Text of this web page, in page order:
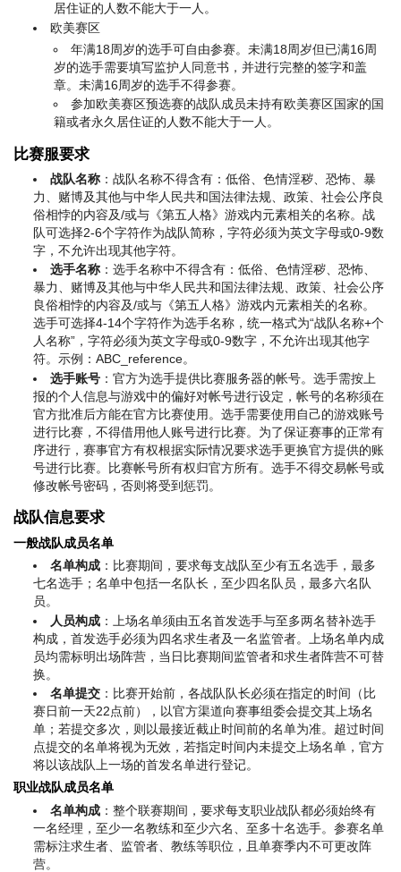
居住证的人数不能大于一人。
欧美赛区
年满18周岁的选手可自由参赛。未满18周岁但已满16周
岁的选手需要填写监护人同意书，并进行完整的签字和盖
章。未满16周岁的选手不得参赛。
参加欧美赛区预选赛的战队成员未持有欧美赛区国家的国
籍或者永久居住证的人数不能大于一人。
比赛服要求
战队名称 ：战队名称不得含有：低俗、色情淫秽、恐怖、暴
力、赌博及其他与中华人民共和国法律法规、政策、社会公序良
俗相悖的内容及/或与《第五人格》游戏内元素相关的名称。战
队可选择2-6个字符作为战队简称，字符必须为英文字母或0-9数
字，不允许出现其他字符。
选手名称 ：选手名称中不得含有：低俗、色情淫秽、恐怖、
暴力、赌博及其他与中华人民共和国法律法规、政策、社会公序
良俗相悖的内容及/或与《第五人格》游戏内元素相关的名称。
选手可选择4-14个字符作为选手名称，统一格式为“战队名称+个
人名称”，字符必须为英文字母或0-9数字，不允许出现其他字
符。示例：ABC_reference。
选手账号 ：官方为选手提供比赛服务器的帐号。选手需按上
报的个人信息与游戏中的偏好对帐号进行设定，帐号的名称须在
官方批准后方能在官方比赛使用。选手需要使用自己的游戏账号
进行比赛，不得借用他人账号进行比赛。为了保证赛事的正常有
序进行，赛事官方有权根据实际情况要求选手更换官方提供的账
号进行比赛。比赛帐号所有权归官方所有。选手不得交易帐号或
修改帐号密码，否则将受到惩罚。
战队信息要求
一般战队成员名单
名单构成 ：比赛期间，要求每支战队至少有五名选手，最多
七名选手；名单中包括一名队长，至少四名队员，最多六名队
员。
人员构成 ：上场名单须由五名首发选手与至多两名替补选手
构成，首发选手必须为四名求生者及一名监管者。上场名单内成
员均需标明出场阵营，当日比赛期间监管者和求生者阵营不可替
换。
名单提交 ：比赛开始前，各战队队长必须在指定的时间（比
赛日前一天22点前），以官方渠道向赛事组委会提交其上场名
单；若提交多次，则以最接近截止时间前的名单为准。超过时间
点提交的名单将视为无效，若指定时间内未提交上场名单，官方
将以该战队上一场的首发名单进行登记。
职业战队成员名单
名单构成 ：整个联赛期间，要求每支职业战队都必须始终有
一名经理，至少一名教练和至少六名、至多十名选手。参赛名单
需标注求生者、监管者、教练等职位，且单赛季内不可更改阵
营。